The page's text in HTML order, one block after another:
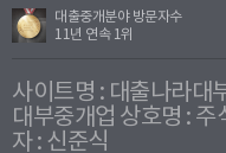
대출중개분야 방문자수
11년 연속 1위
사이트명 : 대출나라대
대부중개업 상호명 :
자 : 신준식